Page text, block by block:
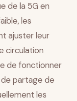
de la 5G en
les
ajuster leur
circulation
de fonctionner
de partage de
les